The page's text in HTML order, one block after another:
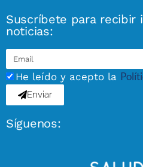
Suscríbete para recibir
noticias:
He leído y acepto la
Enviar
Síguenos: